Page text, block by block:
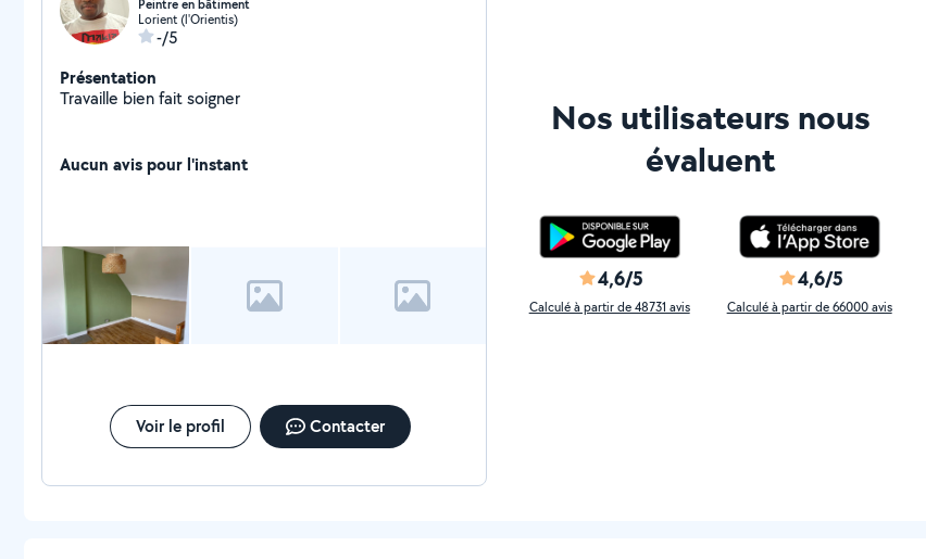
Peintre en bâtiment
Lorient (l'Orientis)
-/5
Présentation
Travaille bien fait soigner
Aucun avis pour l'instant
Voir le profil Contacter
Nos utilisateurs nous
évaluent
4,6/5
Calculé à partir de 48731 avis
4,6/5
Calculé à partir de 66000 avis